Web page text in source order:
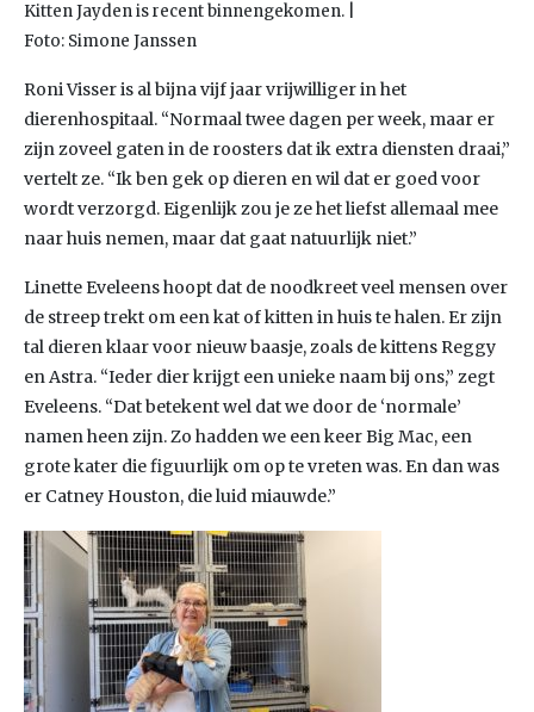
Kitten Jayden is recent binnengekomen. |
Foto: Simone Janssen
Roni Visser is al bijna vijf jaar vrijwilliger in het
dierenhospitaal. “Normaal twee dagen per week, maar er
zijn zoveel gaten in de roosters dat ik extra diensten draai,”
vertelt ze. “Ik ben gek op dieren en wil dat er goed voor
wordt verzorgd. Eigenlijk zou je ze het liefst allemaal mee
naar huis nemen, maar dat gaat natuurlijk niet.”
Linette Eveleens hoopt dat de noodkreet veel mensen over
de streep trekt om een kat of kitten in huis te halen. Er zijn
tal dieren klaar voor nieuw baasje, zoals de kittens Reggy
en Astra. “Ieder dier krijgt een unieke naam bij ons,” zegt
Eveleens. “Dat betekent wel dat we door de ‘normale’
namen heen zijn. Zo hadden we een keer Big Mac, een
grote kater die figuurlijk om op te vreten was. En dan was
er Catney Houston, die luid miauwde.”